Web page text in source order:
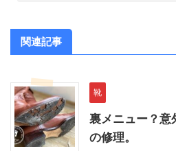
関連記事
靴
裏メニュー？意
の修理。